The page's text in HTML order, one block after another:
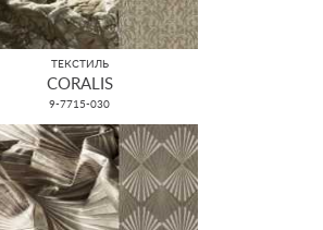
ТЕКСТИЛЬ
CORALIS
9-7715-030